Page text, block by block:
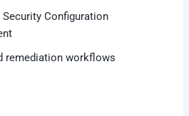
Security Configuration
remediation workflows